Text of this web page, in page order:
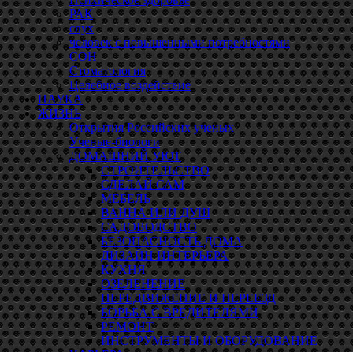
РАК
слух
человек с повышенными потребностями
СОН
Стоматология
Целебное воздействие
НАУКА
ЖИЗНЬ
Открытия Российских ученых
Ученые-биологи
ДОМАШНИЙ УЮТ
СТРОИТЕЛЬСТВО
СДЕЛАЙ САМ
МЕБЕЛЬ
ВАННА ИЛИ ДУШ
САДОВОДСТВО
БЕЗОПАСНОСТЬ ДОМА
ДИЗАЙН ИНТЕРЬЕРА
КУХНЯ
ОЗЕЛЕНЕНИЕ
ПЕРЕДВИЖЕНИЕ И ПЕРЕЕЗД
БОРЬБА С ВРЕДИТЕЛЯМИ
РЕМОНТ
ИНСТРУМЕНТЫ И ОБОРУДОВАНИЕ